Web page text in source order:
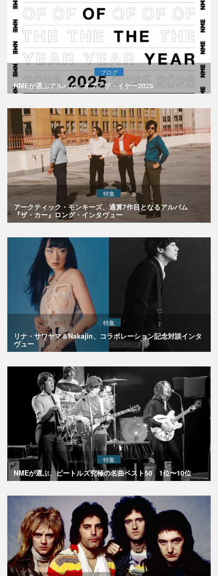
ブログ
NMEが選ぶアルバム・オブ・ザ・イヤー2025
特集
アークティック・モンキーズ、通算7作目となるアルバム
『ザ・カー』ロング・インタヴュー
特集
リナ・サワヤマ＆Nakajin、コラボレーション記念対談インタ
ヴュー
特集
NMEが選ぶ、ビートルズ究極の名曲ベスト50 1位〜10位